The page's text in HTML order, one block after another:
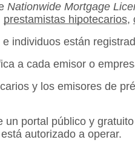
Nationwide Mortgage
prestamistas hipotecarios,
individuos están
a cada emisor o
y los emisores de
un portal público y
autorizado a operar.